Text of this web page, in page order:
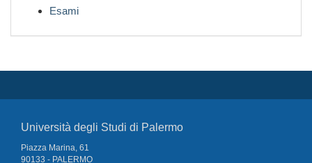
Esami
Università degli Studi di Palermo
Piazza Marina, 61
90133 - PALERMO